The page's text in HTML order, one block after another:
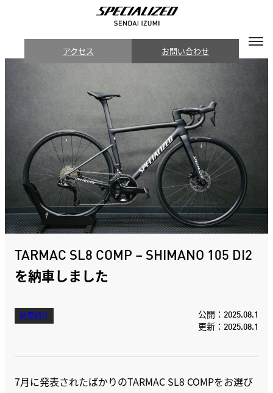
アクセス お問い合わせ
TARMAC SL8 COMP – SHIMANO 105 DI2
を納車しました
納車紹介
公開：2025.08.1
更新：2025.08.1
7月に発表されたばかりのTARMAC SL8 COMPをお選び